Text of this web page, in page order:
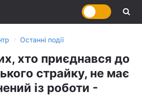
› Останні події
хто приєднався до
страйку, не має
із роботи -